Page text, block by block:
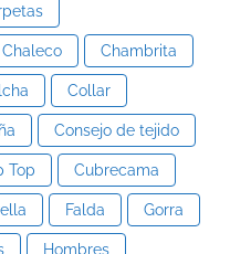
Chaleco Chambrita
Collar
Consejo de tejido
Top Cubrecama
Falda Gorra
Hombres